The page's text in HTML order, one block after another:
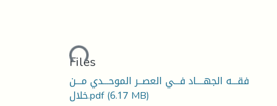
Loading...
Files
فقـــه الجهــــاد فـــي العصــر الموحـــدي مـــن
خلال.pdf(6.17 MB)